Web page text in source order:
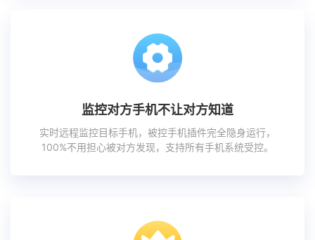
监控对方手机不让对方知道
实时远程监控目标手机，被控手机插件完全隐身运行，
100%不用担心被对方发现，支持所有手机系统受控。